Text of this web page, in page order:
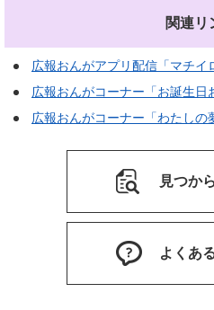
関連リ
広報おんがアプリ配信「マチイ
広報おんがコーナー「お誕生日
広報おんがコーナー「わたしの
見つか
よくあ